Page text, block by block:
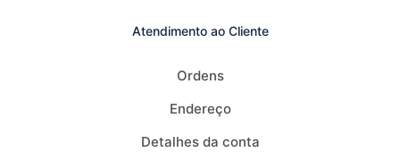
Atendimento ao Cliente
Ordens
Endereço
Detalhes da conta